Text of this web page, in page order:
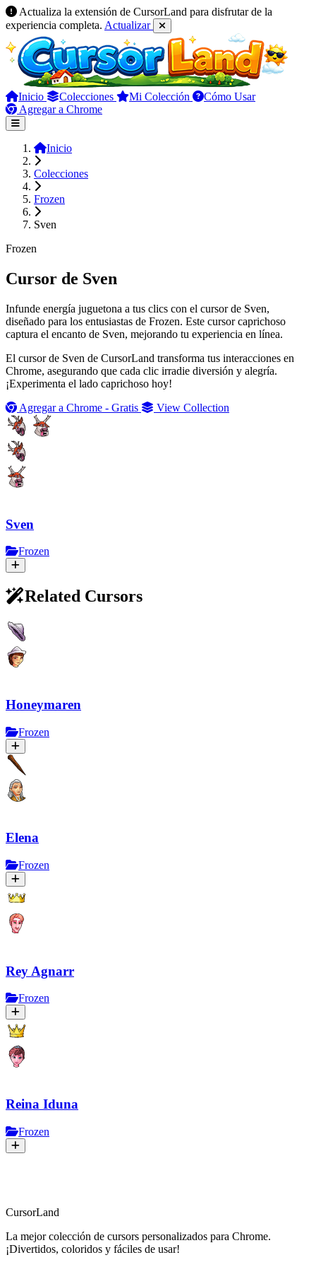
Actualiza la extensión de CursorLand para disfrutar de la
experiencia completa. Actualizar
Inicio Colecciones Mi Colección
Cómo Usar
Agregar a Chrome
Inicio
Colecciones
Frozen
Sven
Frozen
Cursor de Sven
Infunde energía juguetona a tus clics con el cursor de Sven,
diseñado para los entusiastas de Frozen. Este cursor caprichoso
captura el encanto de Sven, mejorando tu experiencia en línea.
El cursor de Sven de CursorLand transforma tus interacciones en
Chrome, asegurando que cada clic irradie diversión y alegría.
¡Experimenta el lado caprichoso hoy!
Agregar a Chrome - Gratis
View Collection
Sven
Frozen
Related Cursors
Honeymaren
Frozen
Elena
Frozen
Rey Agnarr
Frozen
Reina Iduna
Frozen
CursorLand
La mejor colección de cursors personalizados para Chrome.
¡Divertidos, coloridos y fáciles de usar!